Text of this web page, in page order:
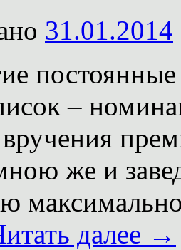
31.01.2014
постоянные
–
же и
далее →